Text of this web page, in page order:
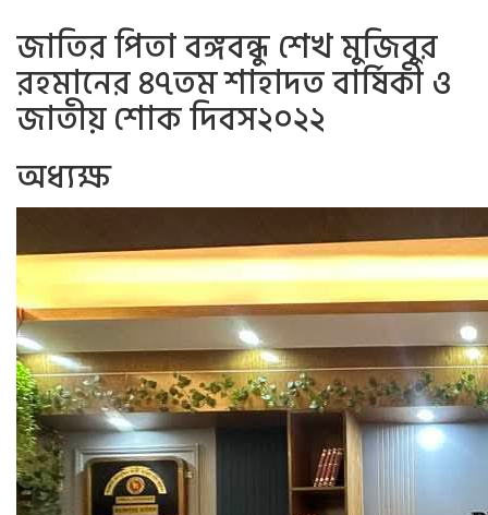
জাতির পিতা বঙ্গবন্ধু শেখ মুজিবুর
রহমানের ৪৭তম শাহাদত বার্ষিকী ও
জাতীয় শোক দিবস২০২২
অধ্যক্ষ